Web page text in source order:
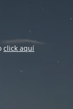
click aquí